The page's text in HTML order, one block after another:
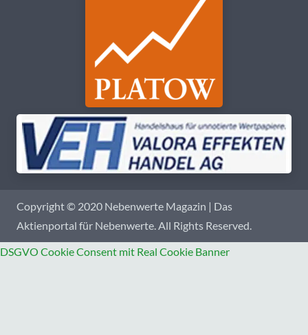
Copyright © 2020 Nebenwerte Magazin | Das
Aktienportal für Nebenwerte. All Rights Reserved.
DSGVO Cookie Consent mit Real Cookie Banner